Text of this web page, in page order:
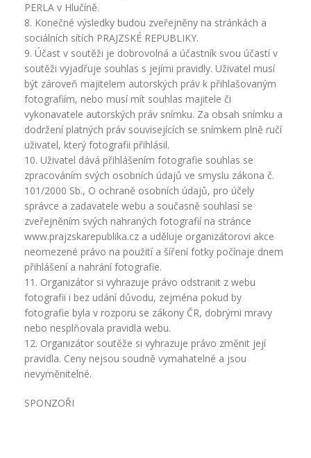
PERLA v Hlučíně.
8. Konečné výsledky budou zveřejněny na stránkách a
sociálních sítích PRAJZSKÉ REPUBLIKY.
9. Účast v soutěži je dobrovolná a účastník svou účastí v
soutěži vyjadřuje souhlas s jejími pravidly. Uživatel musí
být zároveň majitelem autorských práv k přihlašovaným
fotografiím, nebo musí mít souhlas majitele či
vykonavatele autorských práv snímku. Za obsah snímku a
dodržení platných práv souvisejících se snímkem plně ručí
uživatel, který fotografii přihlásil.
10. Uživatel dává přihlášením fotografie souhlas se
zpracováním svých osobních údajů ve smyslu zákona č.
101/2000 Sb., O ochraně osobních údajů, pro účely
správce a zadavatele webu a současně souhlasí se
zveřejněním svých nahraných fotografií na stránce
www.prajzskarepublika.cz a uděluje organizátorovi akce
neomezené právo na použití a šíření fotky počínaje dnem
přihlášení a nahrání fotografie.
11. Organizátor si vyhrazuje právo odstranit z webu
fotografii i bez udání důvodu, zejména pokud by
fotografie byla v rozporu se zákony ČR, dobrými mravy
nebo nesplňovala pravidla webu.
12. Organizátor soutěže si vyhrazuje právo změnit její
pravidla. Ceny nejsou soudně vymahatelné a jsou
nevyměnitelné.
SPONZOŘI